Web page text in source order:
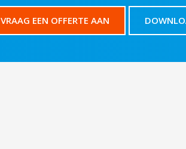
VRAAG EEN OFFERTE AAN